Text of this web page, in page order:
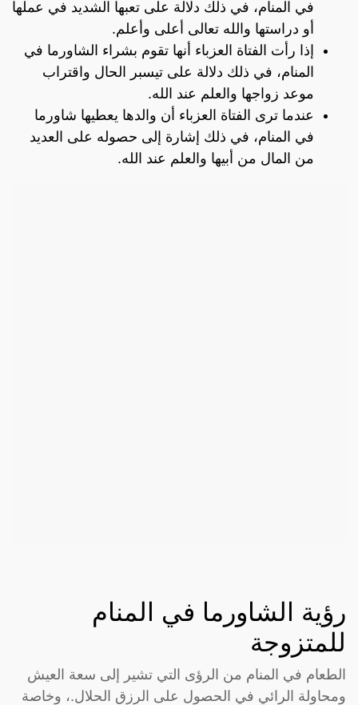
في المنام، في ذلك دلالة على تعبها الشديد في عملها
أو دراستها والله تعالى أعلى وأعلم.
إذا رأت الفتاة العزباء أنها تقوم بشراء الشاورما في
المنام، في ذلك دلالة على تيسبر الحال واقتراب
موعد زواجها والعلم عند الله.
عندما ترى الفتاة العزباء أن والدها يعطيها شاورما
في المنام، في ذلك إشارة إلى حصوله على العديد
من المال من أبيها والعلم عند الله.
رؤية الشاورما في المنام
للمتزوجة
الطعام في المنام من الرؤى التي تشير إلى سعة العيش
ومحاولة الرائي في الحصول على الرزق الحلال.، وخاصة